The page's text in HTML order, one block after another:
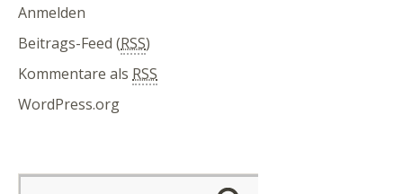
Anmelden
Beitrags-Feed (RSS)
Kommentare als RSS
WordPress.org